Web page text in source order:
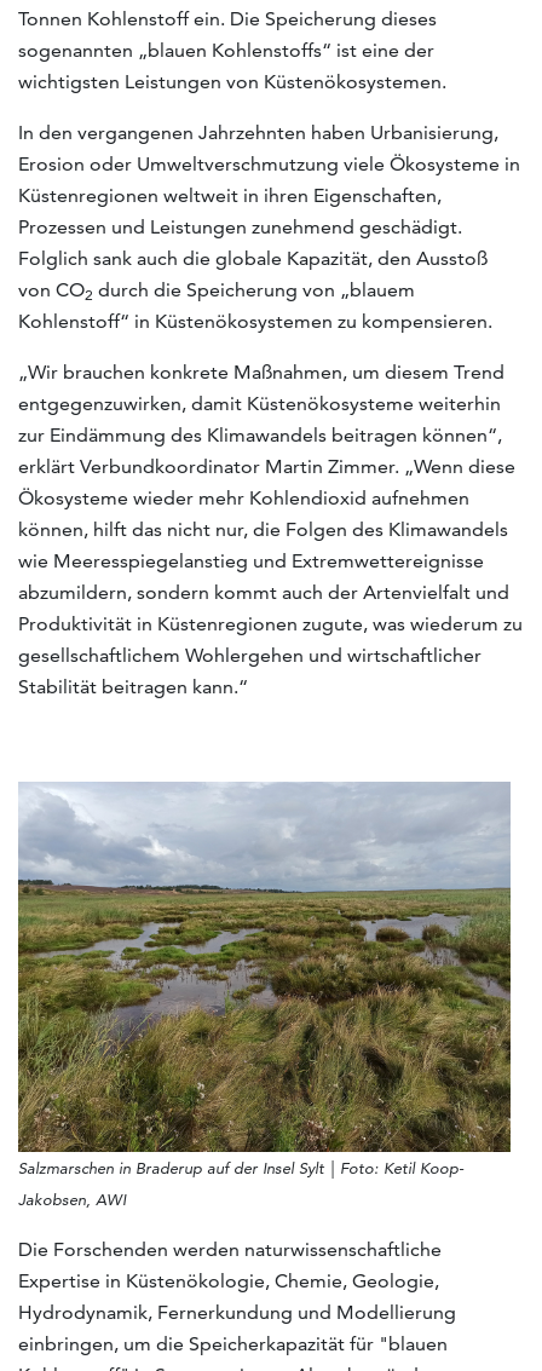
Tonnen Kohlenstoff ein. Die Speicherung dieses
sogenannten „blauen Kohlenstoffs“ ist eine der
wichtigsten Leistungen von Küstenökosystemen.
In den vergangenen Jahrzehnten haben Urbanisierung,
Erosion oder Umweltverschmutzung viele Ökosysteme in
Küstenregionen weltweit in ihren Eigenschaften,
Prozessen und Leistungen zunehmend geschädigt.
Folglich sank auch die globale Kapazität, den Ausstoß
von CO2 durch die Speicherung von „blauem
Kohlenstoff“ in Küstenökosystemen zu kompensieren.
„Wir brauchen konkrete Maßnahmen, um diesem Trend
entgegenzuwirken, damit Küstenökosysteme weiterhin
zur Eindämmung des Klimawandels beitragen können“,
erklärt Verbundkoordinator Martin Zimmer. „Wenn diese
Ökosysteme wieder mehr Kohlendioxid aufnehmen
können, hilft das nicht nur, die Folgen des Klimawandels
wie Meeresspiegelanstieg und Extremwettereignisse
abzumildern, sondern kommt auch der Artenvielfalt und
Produktivität in Küstenregionen zugute, was wiederum zu
gesellschaftlichem Wohlergehen und wirtschaftlicher
Stabilität beitragen kann.“
Salzmarschen in Braderup auf der Insel Sylt | Foto: Ketil Koop-
Jakobsen, AWI
Die Forschenden werden naturwissenschaftliche
Expertise in Küstenökologie, Chemie, Geologie,
Hydrodynamik, Fernerkundung und Modellierung
einbringen, um die Speicherkapazität für "blauen